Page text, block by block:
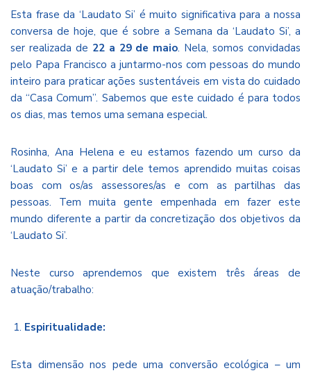
Esta frase da ‘Laudato Si’ é muito significativa para a nossa
conversa de hoje, que é sobre a Semana da ‘Laudato Si’, a
ser realizada de 22 a 29 de maio. Nela, somos convidadas
pelo Papa Francisco a juntarmo-nos com pessoas do mundo
inteiro para praticar ações sustentáveis em vista do cuidado
da “Casa Comum”. Sabemos que este cuidado é para todos
os dias, mas temos uma semana especial.
Rosinha, Ana Helena e eu estamos fazendo um curso da
‘Laudato Si’ e a partir dele temos aprendido muitas coisas
boas com os/as assessores/as e com as partilhas das
pessoas. Tem muita gente empenhada em fazer este
mundo diferente a partir da concretização dos objetivos da
‘Laudato Si’.
Neste curso aprendemos que existem três áreas de
atuação/trabalho:
Espiritualidade:
Esta dimensão nos pede uma conversão ecológica – um